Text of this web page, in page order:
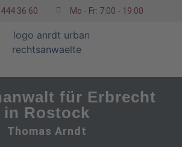
36 60 Mo - Fr: 7:00 - 19:00
für Erbrecht
in Rostock
Thomas Arndt